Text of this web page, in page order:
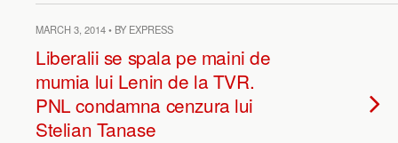
MARCH 3, 2014 • BY EXPRESS
Liberalii se spala pe maini de
mumia lui Lenin de la TVR.
PNL condamna cenzura lui
Stelian Tanase